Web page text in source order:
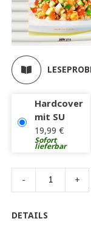
Hardcover
mit SU
19,99 €
Sofort
lieferbar
- +
DETAILS